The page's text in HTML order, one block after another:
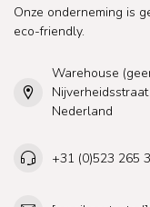
Onze onderneming is
eco-friendly.
Warehouse
Nederland
+31 (0)523 265